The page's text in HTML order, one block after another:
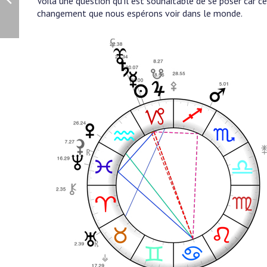
changement que nous espérons voir dans le monde.